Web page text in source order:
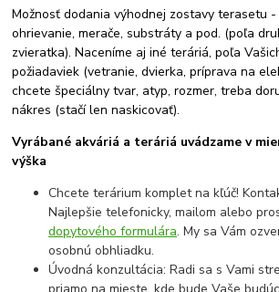
Možnosť dodania výhodnej zostavy terasetu
ohrievanie, merače, substráty a pod. (poľa
zvieratka). Naceníme aj iné teráriá, poľa
požiadaviek (vetranie, dvierka, príprava na
chcete špeciálny tvar, atyp, rozmer, treba
nákres (stačí len naskicovať).
Vyrábané akváriá a teráriá uvádzame v
výška
Chcete terárium komplet na kľúč!
Najlepšie telefonicky, mailom alebo
dopytového formulára. My sa Vám
osobnú obhliadku.
Úvodná konzultácia: Radi sa s Vami